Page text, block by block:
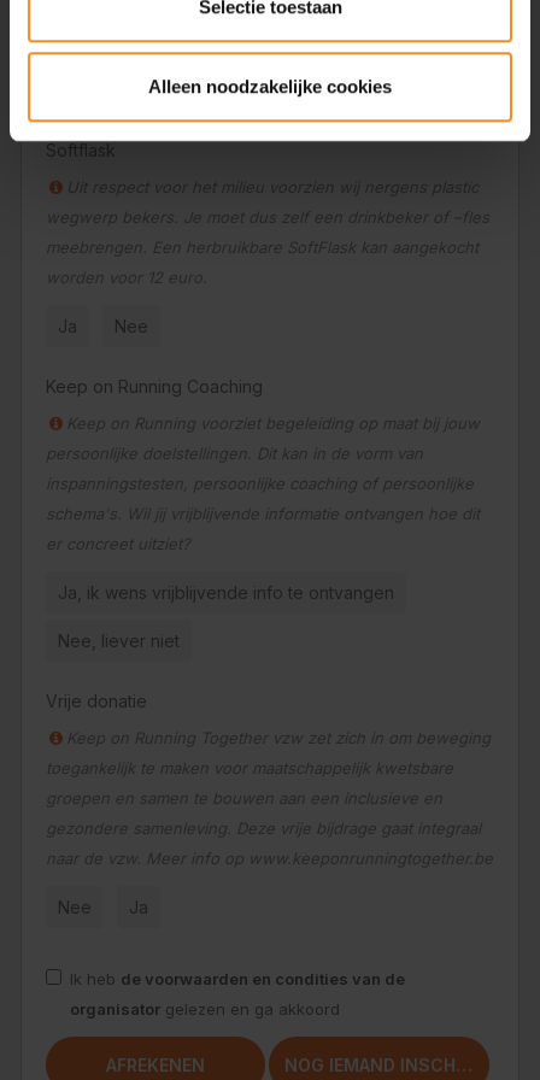
Selectie toestaan
Alleen noodzakelijke cookies
meebrengen. Een herbruikbare cup kan aangekocht
worden voor 3 euro.
Softflask
Uit respect voor het milieu voorzien wij nergens plastic
wegwerp bekers. Je moet dus zelf een drinkbeker of –fles
meebrengen. Een herbruikbare SoftFlask kan aangekocht
worden voor 12 euro.
Ja Nee
Keep on Running Coaching
Keep on Running voorziet begeleiding op maat bij jouw
persoonlijke doelstellingen. Dit kan in de vorm van
inspanningstesten, persoonlijke coaching of persoonlijke
schema's. Wil jij vrijblijvende informatie ontvangen hoe dit
er concreet uitziet?
Ja, ik wens vrijblijvende info te ontvangen
Nee, liever niet
Vrije donatie
Keep on Running Together vzw zet zich in om beweging
toegankelijk te maken voor maatschappelijk kwetsbare
groepen en samen te bouwen aan een inclusieve en
gezondere samenleving. Deze vrije bijdrage gaat integraal
naar de vzw. Meer info op www.keeponrunningtogether.be
Nee Ja
Ik heb de voorwaarden en condities van de
organisator gelezen en ga akkoord